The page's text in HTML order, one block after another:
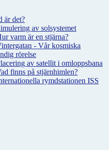
är det?
av solsystemet
varm är en stjärna?
- Vår kosmiska
rörelse
av satellit i omloppsbana
finns på stjärnhimlen?
rymdstationen ISS